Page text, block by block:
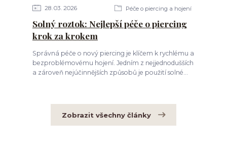
28 03 2026 Péče o piercing a hojení
Solný roztok: Nejlepší péče o piercing
krok za krokem
Správná péče o nový piercing je klíčem k rychlému a
bezproblémovému hojení. Jedním z nejjednodušších
a zároveň nejúčinnějších způsobů je použití solné...
Zobrazit všechny články